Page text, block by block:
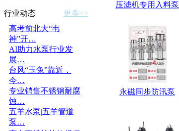
行业动态
更多>>
高考前北大“韦
神”开…
AI助力水泵行业发
展…
台风“玉兔”靠近，
今…
专业销售不锈钢耐腐
蚀…
五羊水泵|五羊管道
泵…
压滤机专用入料泵
永磁同步防汛泵